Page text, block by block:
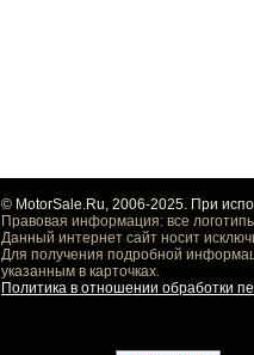
© MotorSale.Ru, 2006-2025. При
Правовая информация: все
Данный интернет сайт носит
Для получения подробной
указанным в карточках.
Политика в отношении обработки